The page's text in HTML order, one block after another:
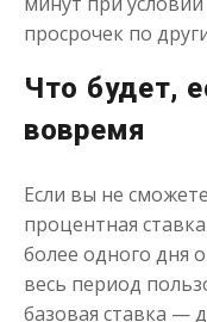
просрочек по
Что будет,
вовремя
Если вы не
процентная
более одного дня
весь период
базовая ставка —